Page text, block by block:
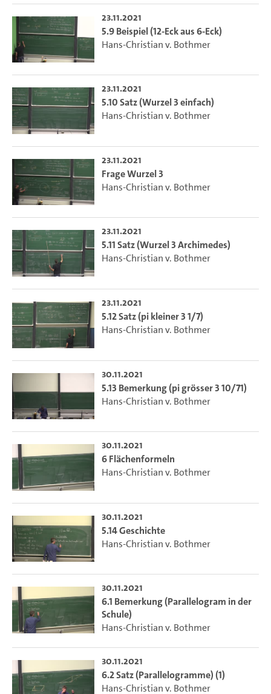
23.11.2021
5.9 Beispiel (12-Eck aus 6-Eck)
Hans-Christian v. Bothmer
23.11.2021
5.10 Satz (Wurzel 3 einfach)
Hans-Christian v. Bothmer
23.11.2021
Frage Wurzel 3
Hans-Christian v. Bothmer
23.11.2021
5.11 Satz (Wurzel 3 Archimedes)
Hans-Christian v. Bothmer
23.11.2021
5.12 Satz (pi kleiner 3 1/7)
Hans-Christian v. Bothmer
30.11.2021
5.13 Bemerkung (pi grösser 3 10/71)
Hans-Christian v. Bothmer
30.11.2021
6 Flächenformeln
Hans-Christian v. Bothmer
30.11.2021
5.14 Geschichte
Hans-Christian v. Bothmer
30.11.2021
6.1 Bemerkung (Parallelogram in der
Schule)
Hans-Christian v. Bothmer
30.11.2021
6.2 Satz (Parallelogramme) (1)
Hans-Christian v. Bothmer